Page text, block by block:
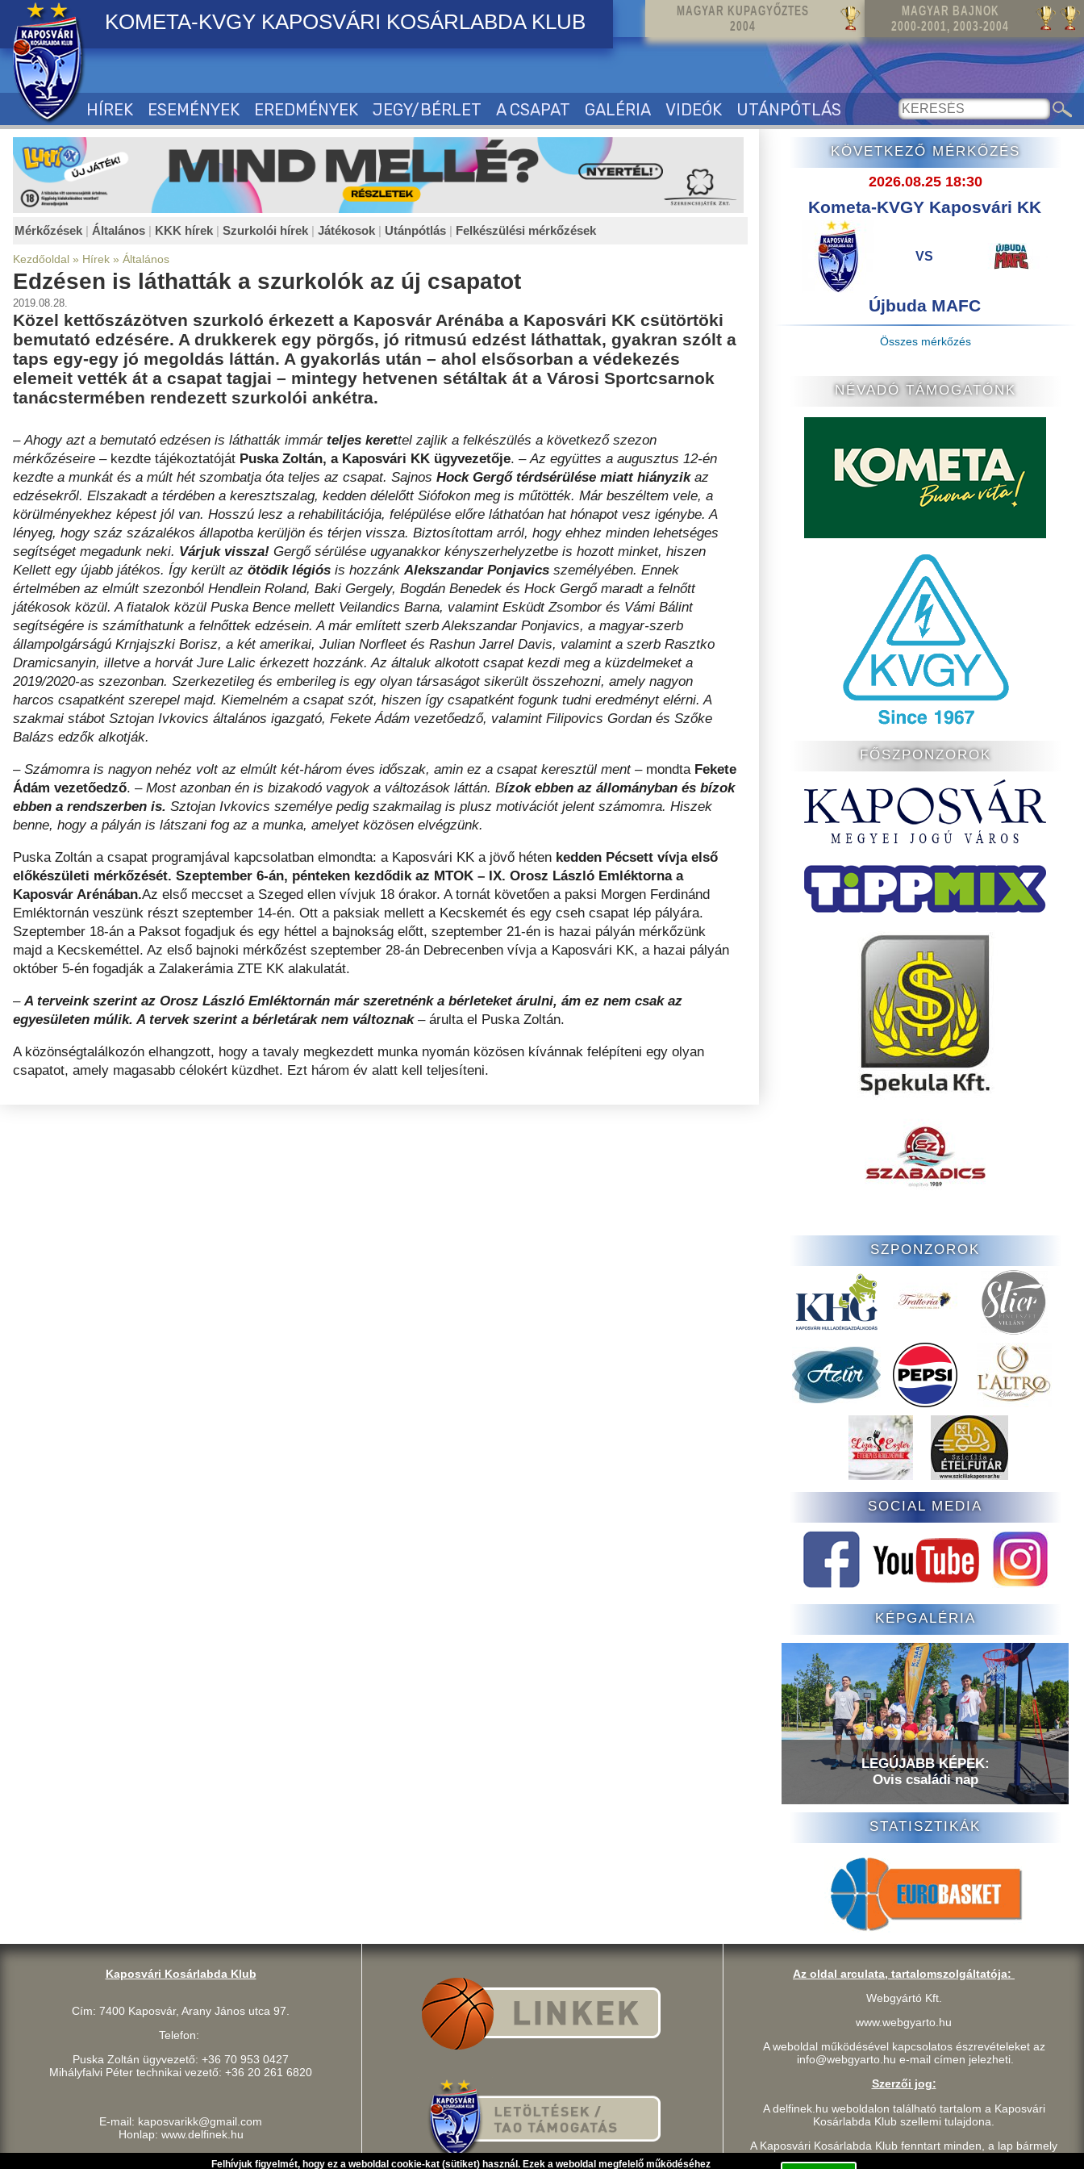
Felhívjuk figyelmét, hogy ez a weboldal cookie-kat (sütiket) használ. Ezek a weboldal megfelelő működéséhez
MAGYAR KUPAGYŐZTES
2004
MAGYAR BAJNOK
2000-2001, 2003-2004
KOMETA-KVGY KAPOSVÁRI KOSÁRLABDA KLUB
HÍREK ESEMÉNYEK EREDMÉNYEK JEGY/BÉRLET A CSAPAT GALÉRIA VIDEÓK UTÁNPÓTLÁS
Mérkőzések | Általános | KKK hírek | Szurkolói hírek | Játékosok | Utánpótlás | Felkészülési mérkőzések
Kezdőoldal » Hírek » Általános
Edzésen is láthatták a szurkolók az új csapatot
2019.08.28.
Közel kettőszázötven szurkoló érkezett a Kaposvár Arénába a Kaposvári KK csütörtöki
bemutató edzésére. A drukkerek egy pörgős, jó ritmusú edzést láthattak, gyakran szólt a
taps egy-egy jó megoldás láttán. A gyakorlás után – ahol elsősorban a védekezés
elemeit vették át a csapat tagjai – mintegy hetvenen sétáltak át a Városi Sportcsarnok
tanácstermében rendezett szurkolói ankétra.
–Ahogy azt a bemutató edzésen is láthatták immár teljes kerettel zajlik a felkészülés a következő szezon
mérkőzéseire – kezdte tájékoztatóját Puska Zoltán, a Kaposvári KK ügyvezetője. –Az együttes a augusztus 12-én
kezdte a munkát és a múlt hét szombatja óta teljes az csapat. Sajnos Hock Gergő térdsérülése miatt hiányzikaz
edzésekről. Elszakadt a térdében a keresztszalag, kedden délelőtt Siófokon meg is műtötték. Már beszéltem vele, a
körülményekhez képest jól van. Hosszú lesz a rehabilitációja, felépülése előre láthatóan hat hónapot vesz igénybe. A
lényeg, hogy száz százalékos állapotba kerüljön és térjen vissza. Biztosítottam arról, hogy ehhez minden lehetséges
segítséget megadunk neki. Várjuk vissza! Gergő sérülése ugyanakkor kényszerhelyzetbe is hozott minket, hiszen
Kellett egy újabb játékos. Így került az ötödik légiós is hozzánkAlekszandar Ponjavics személyében. Ennek
értelmében az elmúlt szezonból Hendlein Roland, Baki Gergely, Bogdán Benedek és Hock Gergő maradt a felnőtt
játékosok közül. A fiatalok közül Puska Bence mellett Veilandics Barna, valamint Esküdt Zsombor és Vámi Bálint
segítségére is számíthatunk a felnőttek edzésein. A már említett szerb Alekszandar Ponjavics, a magyar-szerb
állampolgárságú Krnjajszki Borisz, a két amerikai, Julian Norfleet és Rashun Jarrel Davis, valamint a szerb Rasztko
Dramicsanyin, illetve a horvát Jure Lalic érkezett hozzánk. Az általuk alkotott csapat kezdi meg a küzdelmeket a
2019/2020-as szezonban. Szerkezetileg és emberileg is egy olyan társaságot sikerült összehozni, amely nagyon
harcos csapatként szerepel majd. Kiemelném a csapat szót, hiszen így csapatként fogunk tudni eredményt elérni. A
szakmai stábot Sztojan Ivkovics általános igazgató, Fekete Ádám vezetőedző, valamint Filipovics Gordan és Szőke
Balázs edzők alkotják.
– Számomra is nagyon nehéz volt az elmúlt két-három éves időszak, amin ez a csapat keresztül ment –mondta Fekete
Ádám vezetőedző. – Most azonban én is bizakodó vagyok a változások láttán. Bízok ebben az állományban és bízok
ebben a rendszerben is. Sztojan Ivkovics személye pedig szakmailag is plusz motivációt jelent számomra. Hiszek
benne, hogy a pályán is látszani fog az a munka, amelyet közösen elvégzünk.
Puska Zoltán a csapat programjával kapcsolatban elmondta: a Kaposvári KK a jövő héten kedden Pécsett vívja első
előkészületi mérkőzését. Szeptember 6-án, pénteken kezdődik az MTOK – IX. Orosz László Emléktorna a
Kaposvár Arénában.Az első meccset a Szeged ellen vívjuk 18 órakor. A tornát követően a paksi Morgen Ferdinánd
Emléktornán veszünk részt szeptember 14-én. Ott a paksiak mellett a Kecskemét és egy cseh csapat lép pályára.
Szeptember 18-án a Paksot fogadjuk és egy héttel a bajnokság előtt, szeptember 21-én is hazai pályán mérkőzünk
majd a Kecskeméttel. Az első bajnoki mérkőzést szeptember 28-án Debrecenben vívja a Kaposvári KK, a hazai pályán
október 5-én fogadják a Zalakerámia ZTE KK alakulatát.
– A terveink szerint az Orosz László Emléktornán már szeretnénk a bérleteket árulni, ám ez nem csak az
egyesületen múlik. A tervek szerint a bérletárak nem változnak – árulta el Puska Zoltán.
A közönségtalálkozón elhangzott, hogy a tavaly megkezdett munka nyomán közösen kívánnak felépíteni egy olyan
csapatot, amely magasabb célokért küzdhet. Ezt három év alatt kell teljesíteni.
KÖVETKEZŐ MÉRKŐZÉS
2026.08.25 18:30
Kometa-KVGY Kaposvári KK
VS
Újbuda MAFC
Összes mérkőzés
NÉVADÓ TÁMOGATÓNK
FŐSZPONZOROK
SZPONZOROK
SOCIAL MEDIA
KÉPGALÉRIA
LEGÚJABB KÉPEK:
Ovis családi nap
STATISZTIKÁK
Kaposvári Kosárlabda Klub
Cím: 7400 Kaposvár, Arany János utca 97.
Telefon:
Puska Zoltán ügyvezető: +36 70 953 0427
Mihályfalvi Péter technikai vezető: +36 20 261 6820
E-mail: kaposvarikk@gmail.com
Honlap: www.delfinek.hu
Az oldal arculata, tartalomszolgáltatója:
Webgyártó Kft.
www.webgyarto.hu
A weboldal működésével kapcsolatos észrevételeket az
info@webgyarto.hu e-mail címen jelezheti.
Szerzői jog:
A delfinek.hu weboldalon található tartalom a Kaposvári
Kosárlabda Klub szellemi tulajdona.
A Kaposvári Kosárlabda Klub fenntart minden, a lap bármely